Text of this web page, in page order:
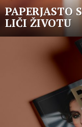
PAPERJASTO
LIČI ŽIVOTU